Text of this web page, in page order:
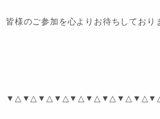
皆様のご参加を心よりお待ちしており